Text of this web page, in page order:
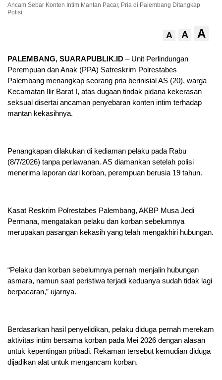
Ancam Sebar Konten Intim Mantan Pacar, Pria di Palembang Ditangkap
Polisi
A A A
PALEMBANG, SUARAPUBLIK.ID – Unit Perlindungan
Perempuan dan Anak (PPA) Satreskrim Polrestabes
Palembang menangkap seorang pria berinisial AS (20), warga
Kecamatan Ilir Barat I, atas dugaan tindak pidana kekerasan
seksual disertai ancaman penyebaran konten intim terhadap
mantan kekasihnya.
Penangkapan dilakukan di kediaman pelaku pada Rabu
(8/7/2026) tanpa perlawanan. AS diamankan setelah polisi
menerima laporan dari korban, perempuan berusia 19 tahun.
Kasat Reskrim Polrestabes Palembang, AKBP Musa Jedi
Permana, mengatakan pelaku dan korban sebelumnya
merupakan pasangan kekasih yang telah mengakhiri hubungan.
“Pelaku dan korban sebelumnya pernah menjalin hubungan
asmara, namun saat peristiwa terjadi keduanya sudah tidak lagi
berpacaran,” ujarnya.
Berdasarkan hasil penyelidikan, pelaku diduga pernah merekam
aktivitas intim bersama korban pada Mei 2026 dengan alasan
untuk kepentingan pribadi. Rekaman tersebut kemudian diduga
dijadikan alat untuk mengancam korban.